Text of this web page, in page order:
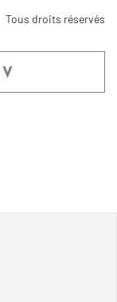
Tous droits réservés